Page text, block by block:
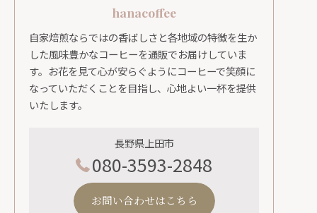
hanacoffee
自家焙煎ならではの香ばしさと各地域の特徴を生か
した風味豊かなコーヒーを通販でお届けしていま
す。お花を見て心が安らぐようにコーヒーで笑顔に
なっていただくことを目指し、心地よい一杯を提供
いたします。
長野県上田市
080-3593-2848
お問い合わせはこちら